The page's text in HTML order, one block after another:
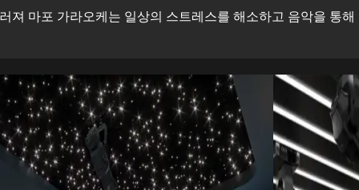
져 마포 가라오케는 일상의 스트레스를 해소하고 음악을 통